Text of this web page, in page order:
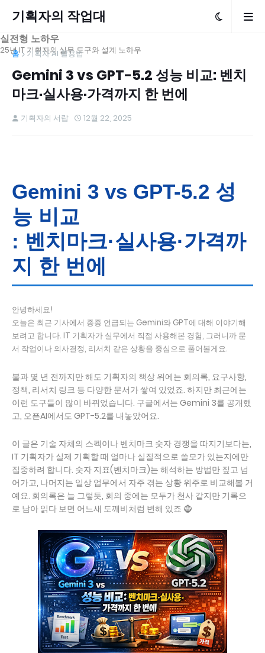
기획자의 작업대
실전형 노하우
25년 IT 기획자의 실무 도구와 설계 노하우
홈 기획자 AI 활용법
Gemini 3 vs GPT-5.2 성능 비교: 벤치
마크·실사용·가격까지 한 번에
기획자의 서랍 12월 22, 2025
Gemini 3 vs GPT-5.2 성
능 비교
: 벤치마크·실사용·가격까
지 한 번에
안녕하세요!
오늘은 최근 기사에서 종종 언급되는 Gemini와 GPT에 대해 이야기해
보려고 합니다. IT 기획자가 실무에서 직접 사용해본 경험, 그러니까 문
서 작업이나 의사결정, 리서치 같은 상황을 중심으로 풀어볼게요.
불과 몇 년 전까지만 해도 기획자의 책상 위에는 회의록, 요구사항,
정책, 리서치 링크 등 다양한 문서가 쌓여 있었죠. 하지만 최근에는
이런 도구들이 많이 바뀌었습니다. 구글에서는 Gemini 3를 공개했
고, 오픈AI에서도 GPT-5.2를 내놓았어요.
이 글은 기술 자체의 스펙이나 벤치마크 숫자 경쟁을 따지기보다는,
IT 기획자가 실제 기획할 때 얼마나 실질적으로 쓸모가 있는지에만
집중하려 합니다. 숫자 지표(벤치마크)는 해석하는 방법만 짚고 넘
어가고, 나머지는 일상 업무에서 자주 겪는 상황 위주로 비교해볼 거
예요. 회의록은 늘 그렇듯, 회의 중에는 모두가 천사 같지만 기록으
로 남아 읽다 보면 어느새 도깨비처럼 변해 있죠 🧌